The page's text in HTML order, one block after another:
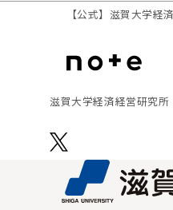
【公式】 滋賀大学経
滋賀⼤学経済経営研究所